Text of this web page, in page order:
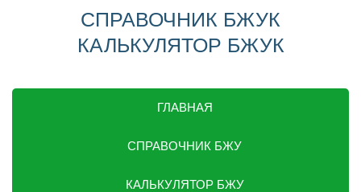
СПРАВОЧНИК БЖУК
КАЛЬКУЛЯТОР БЖУК
ГЛАВНАЯ
СПРАВОЧНИК БЖУ
КАЛЬКУЛЯТОР БЖУ